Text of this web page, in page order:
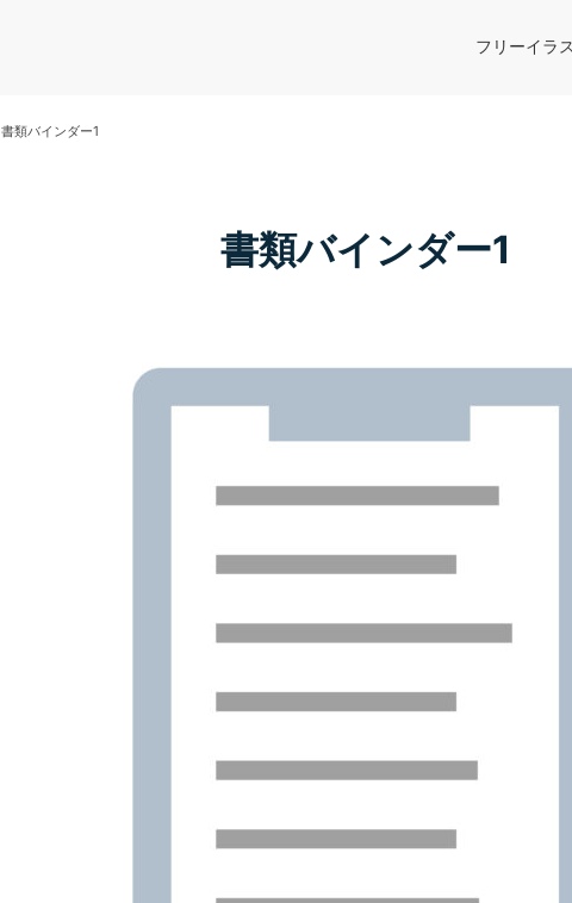
フリーイラ
書類バインダー1
書類バインダー1